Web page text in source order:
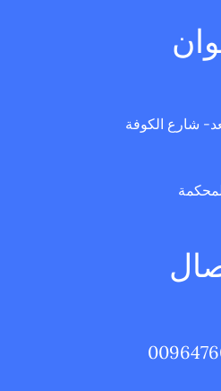
شارع الكوفة